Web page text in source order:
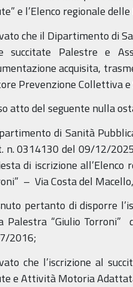
e l’Elenco regionale
che il Dipartimento di
succitate Palestre e
acquisita,
Prevenzione Collettiva
atto del seguente nulla
di Sanità
n. 0314130 del 09/12/
di iscrizione
– Via Costa del
pertanto di disporre
Palestra “Giulio Torroni”
2016;
che l’iscrizione al
e Attività Motoria